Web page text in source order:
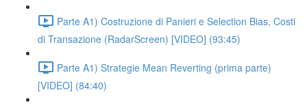
Parte A1) Costruzione di Panieri e Selection Bias, Costi
di Transazione (RadarScreen) [VIDEO] (93:45)
Parte A1) Strategie Mean Reverting (prima parte)
[VIDEO] (84:40)